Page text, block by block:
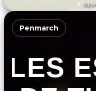
Penmarch
LES